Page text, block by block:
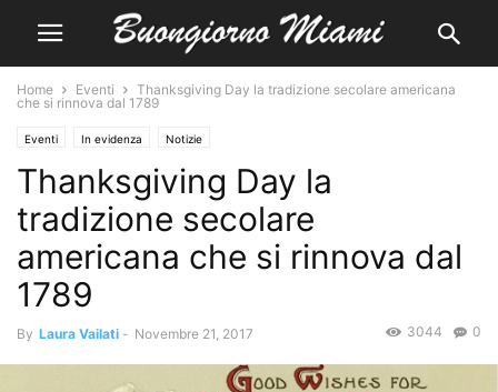
Home Eventi
Thanksgiving Day la tradizione secolare americana
che si rinnova dal 1789
Eventi In evidenza Notizie
Thanksgiving Day la
tradizione secolare
americana che si rinnova dal
1789
By Laura Vailati - Novembre 21, 2017 0
3044